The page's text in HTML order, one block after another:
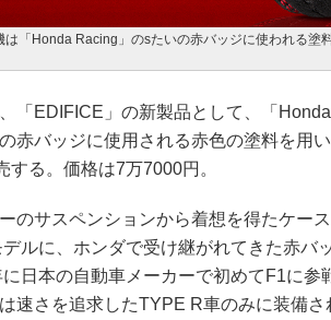
は「Honda Racing」のsたいの赤バッジに使われる塗
「EDIFICE」の新製品として、「
赤バッジに使用される赤色の塗料を用
する。価格は7万7000円。
のサスペンションから着想を得たケー
ルに、ホンダで受け継がれてきた赤バ
日本の自動車メーカーで初めてF1に参
速さを追求したTYPE R車のみに装備